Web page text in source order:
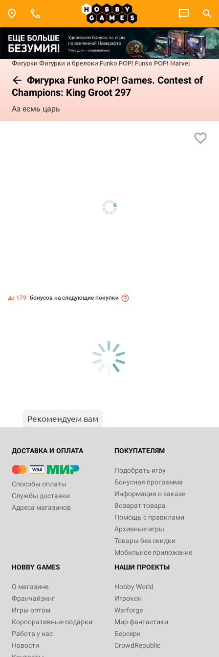
Фигурки Фигурки и брелоки Funko POP! Funko POP! Marvel
Фигурка Funko POP! Games. Contest of
Champions: King Groot 297
Аз есмь царь
до 179 бонусов на следующие покупки
Рекомендуем вам
ДОСТАВКА И ОПЛАТА
Способы оплаты
Службы доставки
Адреса магазинов
ПОКУПАТЕЛЯМ
Подобрать игру
Бонусная программа
Информация о заказе
Возврат товара
Помощь с правилами
Архивные игры
Товары без скидки
Мобильное приложение
HOBBY GAMES
О магазине
Франчайзинг
Игры оптом
Корпоративные подарки
Работа у нас
Новости
НАШИ ПРОЕКТЫ
Hobby World
Игрокон
Warforge
Мир фантастики
Берсерк
CrowdRepublic